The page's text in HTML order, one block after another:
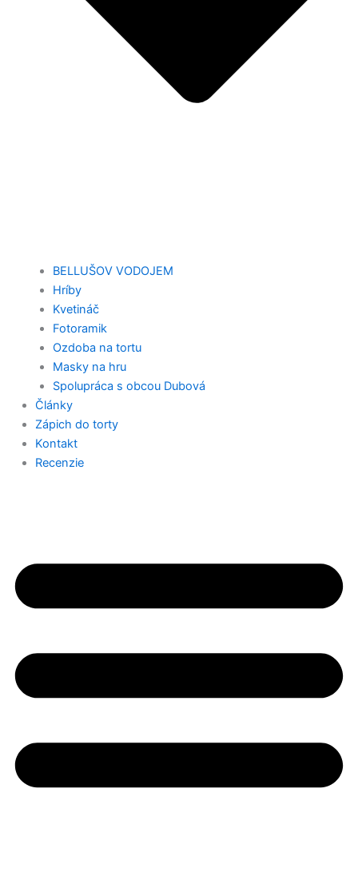
BELLUŠOV VODOJEM
Hríby
Kvetináč
Fotoramik
Ozdoba na tortu
Masky na hru
Spolupráca s obcou Dubová
Články
Zápich do torty
Kontakt
Recenzie